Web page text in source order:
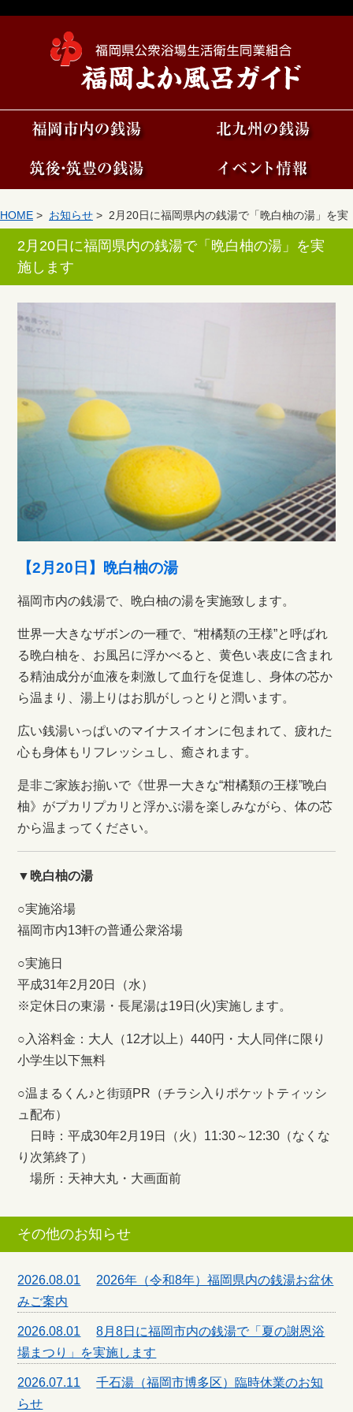
HOME > お知らせ > 2月20日に福岡県内の銭湯で「晩白柚の湯」を実
2月20日に福岡県内の銭湯で「晩白柚の湯」を実
施します
【2月20日】晩白柚の湯
福岡市内の銭湯で、晩白柚の湯を実施致します。
世界一大きなザボンの一種で、“柑橘類の王様”と呼ばれ
る晩白柚を、お風呂に浮かべると、黄色い表皮に含まれ
る精油成分が血液を刺激して血行を促進し、身体の芯か
ら温まり、湯上りはお肌がしっとりと潤います。
広い銭湯いっぱいのマイナスイオンに包まれて、疲れた
心も身体もリフレッシュし、癒されます。
是非ご家族お揃いで《世界一大きな“柑橘類の王様”晩白
柚》がプカリプカリと浮かぶ湯を楽しみながら、体の芯
から温まってください。
▼晩白柚の湯
○実施浴場
福岡市内13軒の普通公衆浴場
○実施日
平成31年2月20日（水）
※定休日の東湯・長尾湯は19日(火)実施します。
○入浴料金：大人（12才以上）440円・大人同伴に限り
小学生以下無料
○温まるくん♪と街頭PR（チラシ入りポケットティッシ
ュ配布）
日時：平成30年2月19日（火）11:30～12:30（なくな
り次第終了）
場所：天神大丸・大画面前
その他のお知らせ
2026.08.01
2026年（令和8年）福岡県内の銭湯お盆休
みご案内
2026.08.01
8月8日に福岡市内の銭湯で「夏の謝恩浴
場まつり」を実施します
2026.07.11
千石湯（福岡市博多区）臨時休業のお知
らせ